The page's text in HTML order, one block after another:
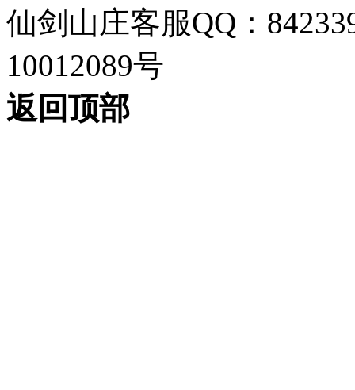
仙剑山庄客服QQ：
10012089号
返回顶部